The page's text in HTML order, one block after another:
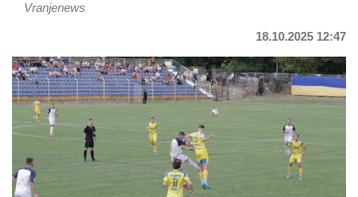
Vranjenews
18.10.2025 12:47